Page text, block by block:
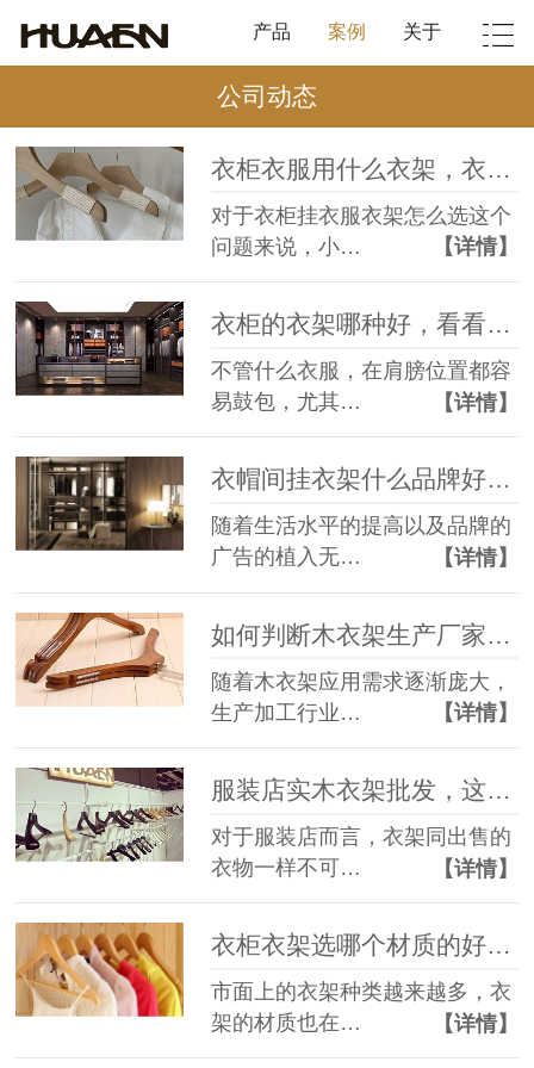
产品 案例 关于
公司动态
衣柜衣服用什么衣架，衣柜挂衣服衣架怎么选？--华恩衣架
对于衣柜挂衣服衣架怎么选这个
问题来说，小…
【详情】
衣柜的衣架哪种好，看看专业人士的选择！--华恩衣架
不管什么衣服，在肩膀位置都容
易鼓包，尤其…
【详情】
衣帽间挂衣架什么品牌好，这一点99%的人都会忘！--华恩衣架
随着生活水平的提高以及品牌的
广告的植入无…
【详情】
如何判断木衣架生产厂家品质情况？--华恩衣架
随着木衣架应用需求逐渐庞大，
生产加工行业…
【详情】
服装店实木衣架批发，这家宝藏衣架厂家一定不要错过！--华恩衣架
对于服装店而言，衣架同出售的
衣物一样不可…
【详情】
衣柜衣架选哪个材质的好，看看专业人士的选择。--华恩衣架
市面上的衣架种类越来越多，衣
架的材质也在…
【详情】